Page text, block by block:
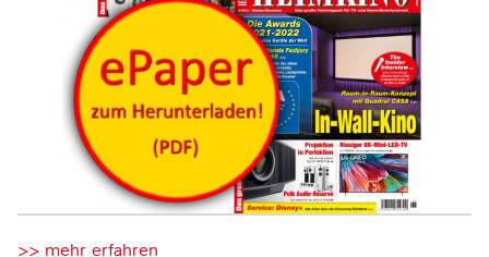
>> mehr erfahren